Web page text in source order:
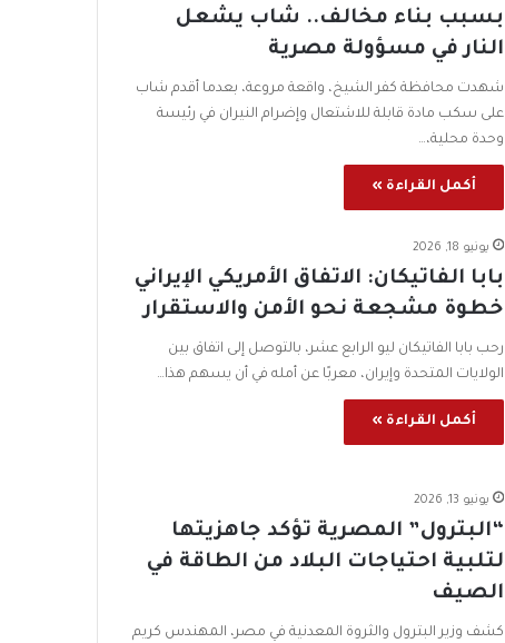
بسبب بناء مخالف.. شاب يشعل
النار في مسؤولة مصرية
شهدت محافظة كفر الشيخ، واقعة مروعة، بعدما أقدم شاب
على سكب مادة قابلة للاشتعال وإضرام النيران في رئيسة
وحدة محلية،…
أكمل القراءة »
يونيو 18, 2026
بابا الفاتيكان: الاتفاق الأمريكي الإيراني
خطوة مشجعة نحو الأمن والاستقرار
رحب بابا الفاتيكان ليو الرابع عشر، بالتوصل إلى اتفاق بين
الولايات المتحدة وإيران، معربًا عن أمله في أن يسهم هذا…
أكمل القراءة »
يونيو 13, 2026
“البترول” المصرية تؤكد جاهزيتها
لتلبية احتياجات البلاد من الطاقة في
الصيف
كشف وزير البترول والثروة المعدنية في مصر، المهندس كريم